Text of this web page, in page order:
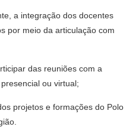
a integração dos docentes
por meio da articulação com
das reuniões com a
ou virtual;
projetos e formações do Polo